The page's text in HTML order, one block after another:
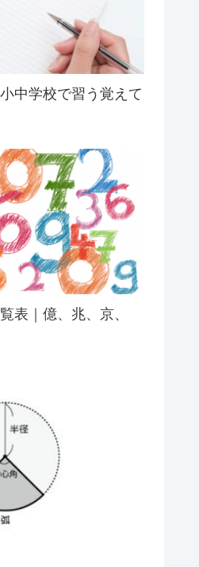
中学校で習う覚えて
表｜億、兆、京、